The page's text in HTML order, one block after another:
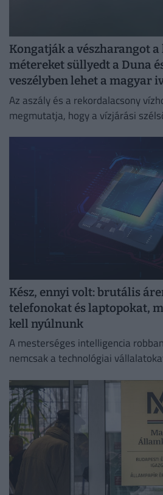
Kongatják a vészharangot
métereket süllyedt a Duna
veszélyben lehet a magyar
Az aszály és a rekordalacsony
megmutatja, hogy a vízjárási
Kész, ennyi volt: brutális
telefonokat és laptopokat,
kell nyúlnunk
A mesterséges intelligencia
nemcsak a technológiai